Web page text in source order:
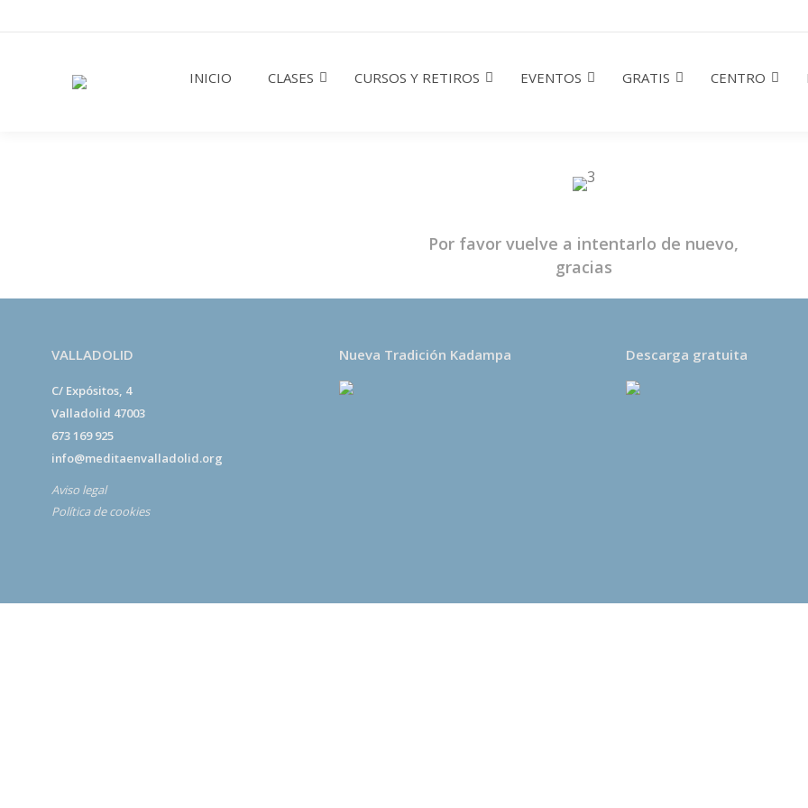
INICIO CLASES CURSOS Y RETIROS EVENTOS GRATIS CENTRO
Por favor vuelve a intentarlo de nuevo,
gracias
VALLADOLID
C/ Expósitos, 4
Valladolid 47003
673 169 925
info@meditaenvalladolid.org
Aviso legal
Política de cookies
Nueva Tradición Kadampa Descarga gratuita